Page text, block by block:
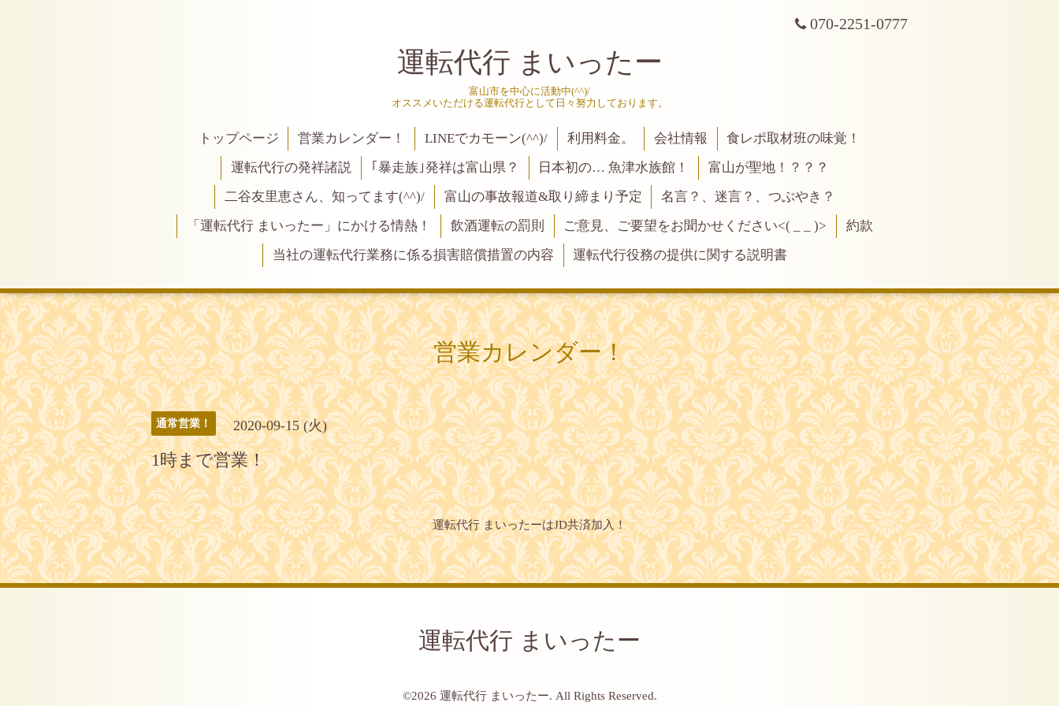
070-2251-0777
運転代行 まいったー
富山市を中心に活動中(^^)/
オススメいただける運転代行として日々努力しております。
トップページ 営業カレンダー！ LINEでカモーン(^^)/ 利用料金。 会社情報
食レポ取材班の味覚！
運転代行の発祥諸説
｢暴走族｣発祥は富山県？ 日本初の… 魚津水族館！
富山が聖地！？？？
二谷友里恵さん、知ってます(^^)/
富山の事故報道&取り締まり予定
名言？、迷言？、つぶやき？
「運転代行 まいったー」にかける情熱！
飲酒運転の罰則 ご意見、ご要望をお聞かせください<( _ _ )>
約款
当社の運転代行業務に係る損害賠償措置の内容
運転代行役務の提供に関する説明書
営業カレンダー！
通常営業！ 2020-09-15 (火)
1時まで営業！
運転代行 まいったーはJD共済加入！
運転代行 まいったー
©2026 運転代行 まいったー. All Rights Reserved.